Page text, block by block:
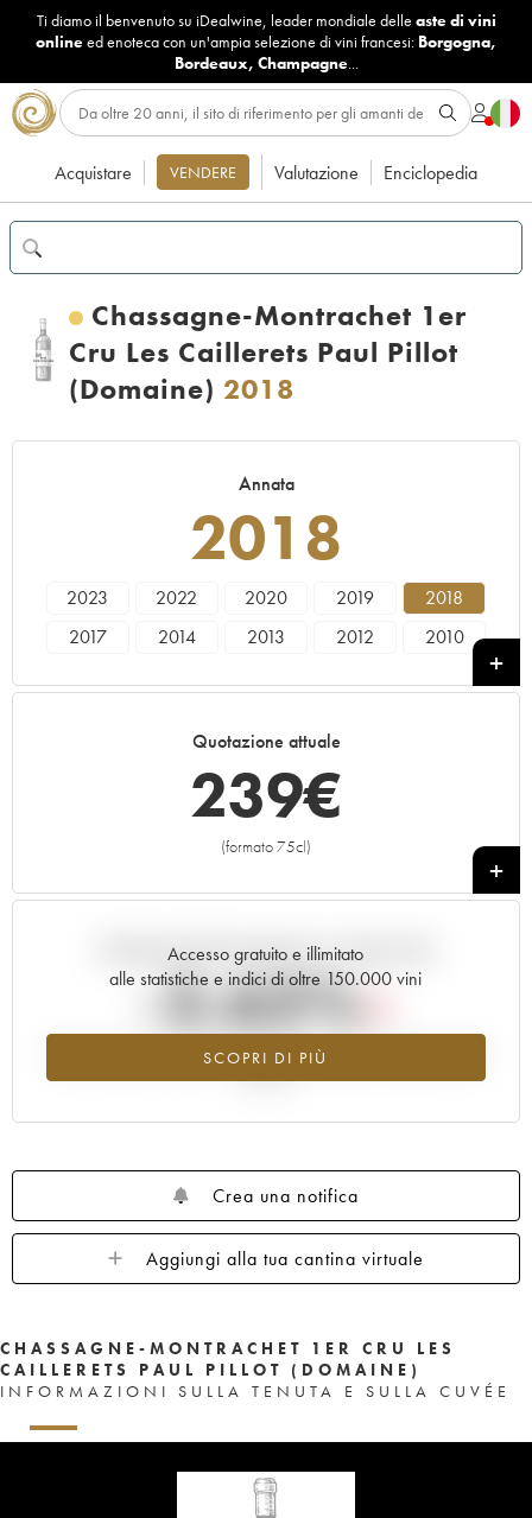
Ti diamo il benvenuto su iDealwine, leader mondiale delle aste di vini
onlineed enoteca con un'ampia selezione di vini francesi: Borgogna,
Bordeaux, Champagne...
Acquistare VENDERE Valutazione Enciclopedia
Chassagne-Montrachet 1er
Cru Les Caillerets Paul Pillot
(Domaine) 2018
Annata
2018
2023 2022 2020 2019
2018
2017
2014 2013 2012
2010
Quotazione attuale
239€
(formato 75cl)
+
Accesso gratuito e illimitato
alle statistiche e indici di oltre 150.000 vini
SCOPRI DI PIÙ
Andamento della quotazione in tempo reale
-2.62%
Tendenza al ribasso per il valore dell'annata 2018 nel 2026 rispetto
Crea una notifica
Aggiungi alla tua cantina virtuale
CHASSAGNE-MONTRACHET 1ER CRU LES
CAILLERETS PAUL PILLOT (DOMAINE)
INFORMAZIONI SULLA TENUTA E SULLA CUVÉE